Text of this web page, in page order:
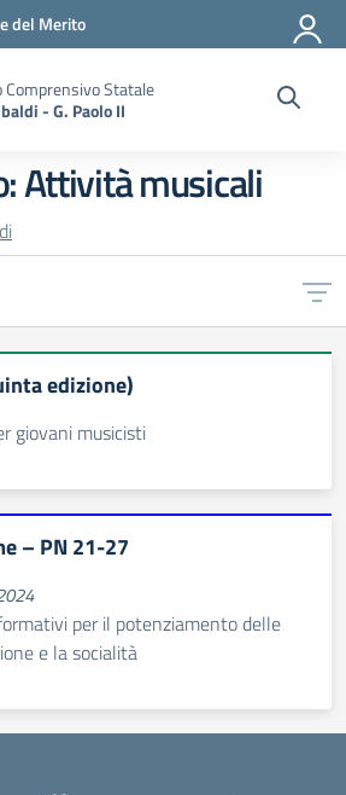
del Merito
Statale
- G. Paolo II
Attività musicali
edizione)
giovani musicisti
– PN 21-27
per il potenziamento delle
e la socialità